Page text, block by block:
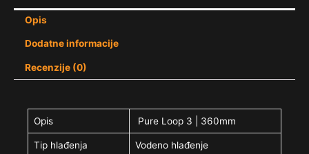
Opis
Dodatne informacije
Recenzije (0)
Opis Pure Loop 3 | 360mm
Tip hlađenja Vodeno hlađenje